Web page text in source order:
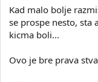
Kad malo bolje
se prospe nesto, sta
kicma boli...
Ovo je bre prava